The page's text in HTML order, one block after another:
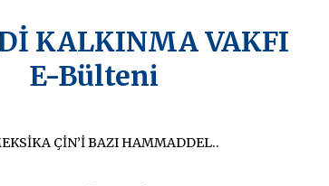
KALKINMA VAKFI
E-Bülteni
AB, ABD VE MEKSİKA ÇİN’İ BAZI HAMMADDELERE KISITLAMA GETİRMESİ NEDENİYLE DTÖ’YE ŞİKÂYET ETTİ